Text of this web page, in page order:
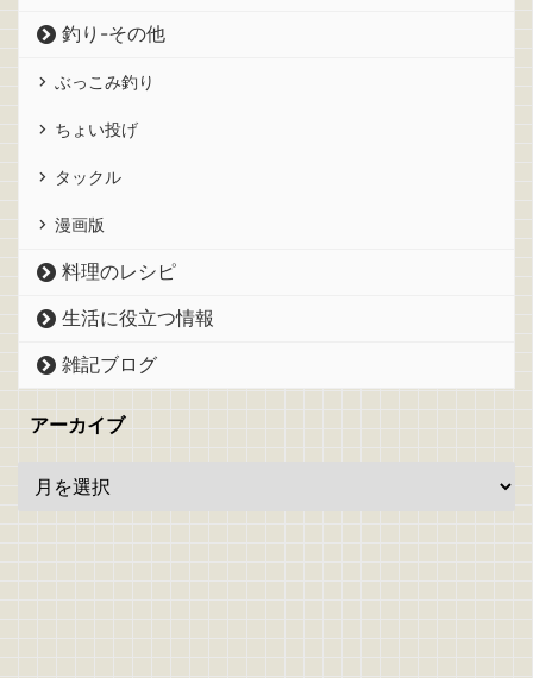
釣り-その他
ぶっこみ釣り
ちょい投げ
タックル
漫画版
料理のレシピ
生活に役立つ情報
雑記ブログ
アーカイブ